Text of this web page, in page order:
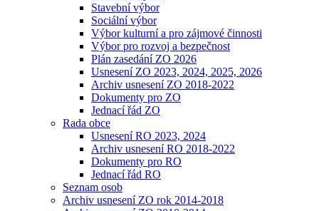
Stavební výbor
Sociální výbor
Výbor kulturní a pro zájmové činnosti
Výbor pro rozvoj a bezpečnost
Plán zasedání ZO 2026
Usnesení ZO 2023, 2024, 2025, 2026
Archiv usnesení ZO 2018-2022
Dokumenty pro ZO
Jednací řád ZO
Rada obce
Usnesení RO 2023, 2024
Archiv usnesení RO 2018-2022
Dokumenty pro RO
Jednací řád RO
Seznam osob
Archiv usnesení ZO rok 2014-2018